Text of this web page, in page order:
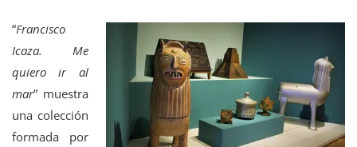
“Francisco
Icaza. Me
quiero ir al
mar” muestra
una colección
formada por